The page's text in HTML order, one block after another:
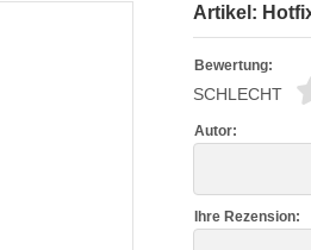
Artikel:
Bewertung:
SCHLECHT
Autor:
Ihre Rezension: